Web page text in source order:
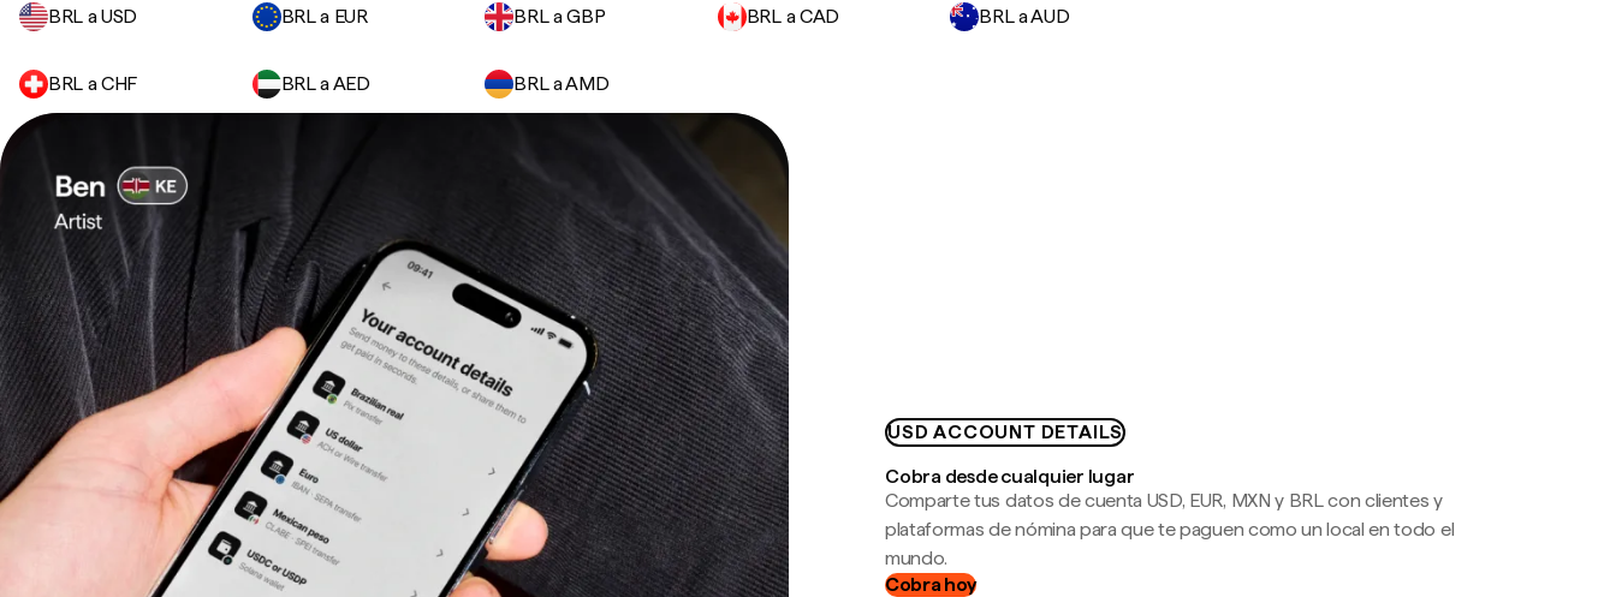
BRL a USD
BRL a EUR BRL a GBP BRL a CAD BRL a AUD
BRL a CHF BRL a AED BRL a AMD
USD ACCOUNT DETAILS
Cobra desde cualquier lugar
Comparte tus datos de cuenta USD, EUR, MXN y BRL con clientes y
plataformas de nómina para que te paguen como un local en todo el
mundo.
Cobra hoy